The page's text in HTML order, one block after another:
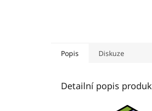
Popis Diskuze
Detailní popis